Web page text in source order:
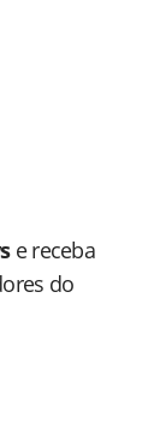
e receba
do